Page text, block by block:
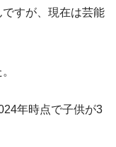
すが、現在は芸能
年時点で子供が3